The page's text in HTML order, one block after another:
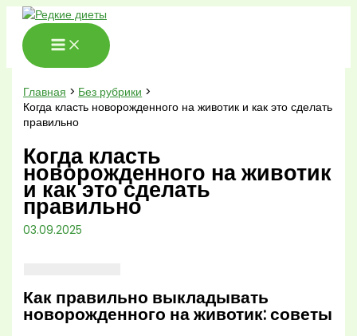
Перейти
содержимому
Главная
Без рубрики
Когда класть новорожденного на животик и как это сделать
правильно
Когда класть
новорожденного на животик
и как это сделать
правильно
03.09.2025
Как правильно выкладывать
новорожденного на животик: советы